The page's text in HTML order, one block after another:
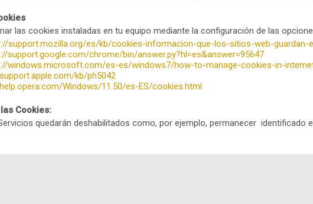
las cookies instaladas en tu equipo mediante la configuración de las
support.mozilla.org/es/kb/cookies-informacion-que-los-sitios-web-guardan-
support.google.com/chrome/bin/answer.py?hl=es&answer=95647
windows.microsoft.com/es-es/windows7/how-to-manage-cookies-in-
kb/ph5042
Windows/11.50/es-ES/cookies.html
Cookies:
quedarán deshabilitados como, por ejemplo, permanecer identificado